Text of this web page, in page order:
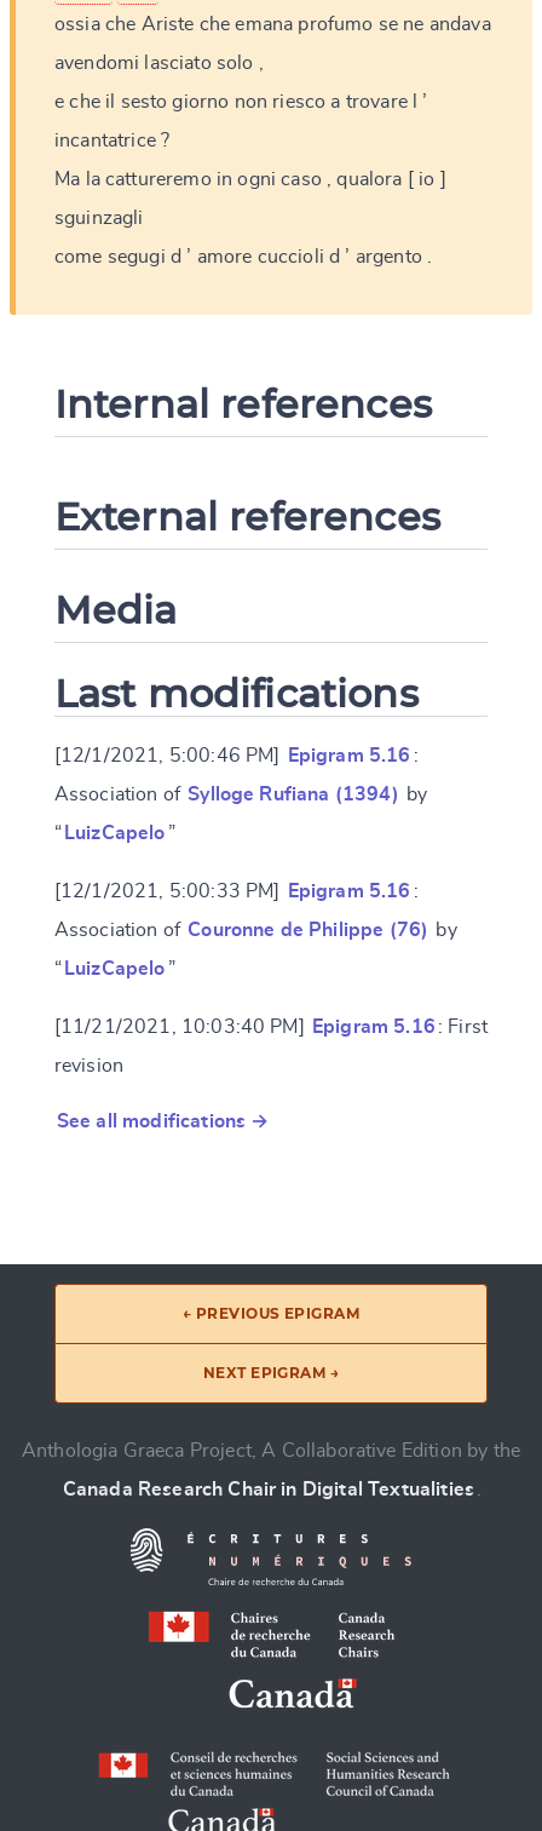
ossia che Ariste che emana profumo se ne andava
avendomi
lasciato solo
e che il sesto giorno non riesco a trovare
’
incantatrice ?
Ma
la cattureremo in ogni caso qualora io
sguinzagli
come segugi d ’ amore cuccioli d ’ argento
Internal references
External references
Media
Last modifications
[12/1/2021, 5:00:46 PM] Epigram 5.16 :
Association of Sylloge Rufiana (1394)
by
“ LuizCapelo ”
[12/1/2021, 5:00:33 PM] Epigram 5.16 :
Association of Couronne de Philippe (76)
by
“ LuizCapelo ”
[11/21/2021, 10:03:40 PM] Epigram 5.16 : First
revision
See all modifications →
← PREVIOUS EPIGRAM
NEXT EPIGRAM →
Anthologia Graeca Project, A Collaborative Edition by the
Canada Research Chair in Digital Textualities